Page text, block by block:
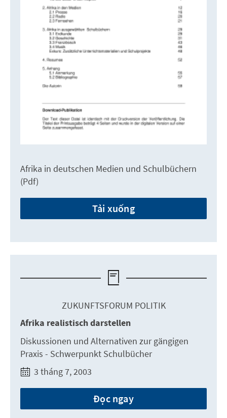
Afrika in deutschen Medien und Schulbüchern
(Pdf)
Tải xuống
ZUKUNFTSFORUM POLITIK
Afrika realistisch darstellen
Diskussionen und Alternativen zur gängigen
Praxis - Schwerpunkt Schulbücher
3 tháng 7, 2003
Đọc ngay